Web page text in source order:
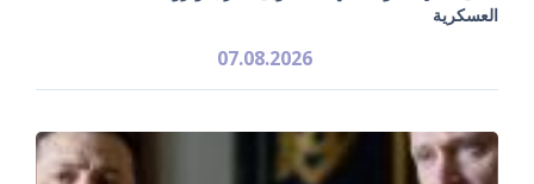
العسكرية
07.08.2026